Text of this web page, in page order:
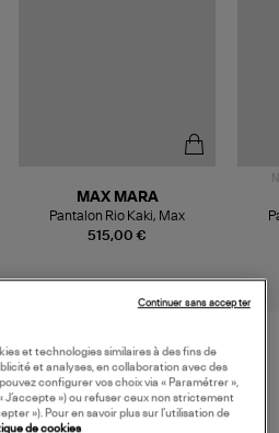
515,00 €
MAX MARA
Pantalon Rio Kaki, Max
VUS
et technologies similaires à des fins de
et analyses, en collaboration avec des
configurer vos choix via « Paramétrer »,
J’accepte ») ou refuser ceux non strictement
»). Pour en savoir plus sur l’utilisation de
de cookies
Continuer sans accepter